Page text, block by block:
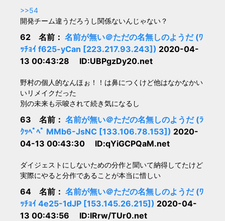
>>54
開発チーム違うだろうし関係ないんじゃない？
62 名前： 名前が無い＠ただの名無しのようだ (ﾜ
ｯﾁｮｲ f625-yCan [223.217.93.243]) 2020-04-
13 00:43:28 ID:UBPgzDy20.net
野村の個人的なんほぉ！！は鼻につくけど他はなかなかい
いリメイクだった
別の未来も示唆されて続き気になるし
63 名前： 名前が無い＠ただの名無しのようだ (ﾗ
ｸｯﾍﾟﾍﾟ MMb6-JsNC [133.106.78.153]) 2020-
04-13 00:43:30 ID:qYiGCPQaM.net
ダイジェストにしないための分作と聞いて納得してたけど
実際にやると分作であることが本当に惜しい
64 名前： 名前が無い＠ただの名無しのようだ (ﾜ
ｯﾁｮｲ 4e25-1dJP [153.145.26.215]) 2020-04-
13 00:43:56 ID:IRrw/TUr0.net